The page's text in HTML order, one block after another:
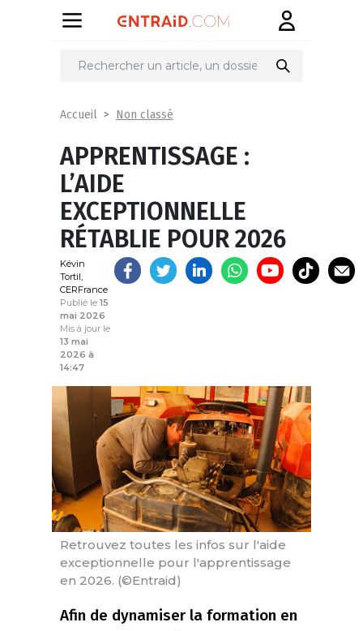
Partager
Accueil Non classé
APPRENTISSAGE :
L’AIDE
EXCEPTIONNELLE
RÉTABLIE POUR 2026
Kévin
Tortil,
CERFrance
Publié le 15
mai 2026
Mis à jour le
13 mai
2026 à
14:47
Retrouvez toutes les infos sur l'aide
exceptionnelle pour l'apprentissage
en 2026. (©Entraid)
Afin de dynamiser la formation en